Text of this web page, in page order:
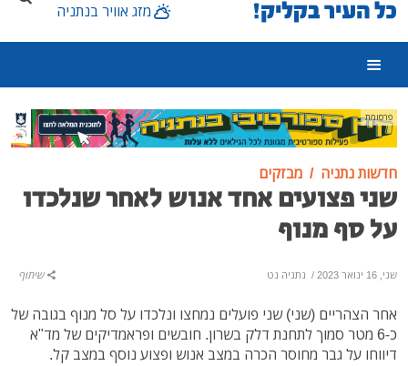
מזג אוויר בנתניה
פרסומת
חדשות נתניה מבזקים
שני פצועים אחד אנוש לאחר שנלכדו
על סף מנוף
שני, 16 ינואר 2023 / נתניה נט שיתוף
אחר הצהריים (שני) שני פועלים נמחצו ונלכדו על סל מנוף בגובה של
כ-6 מטר סמוך לתחנת דלק בשרון. חובשים ופראמדיקים של מד"א
דיווחו על גבר מחוסר הכרה במצב אנוש ופצוע נוסף במצב קל.